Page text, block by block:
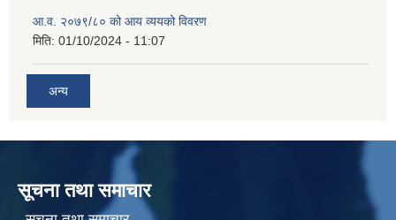
आ.व. २०७९/८० को आय व्ययको विवरण
मिति: 01/10/2024 - 11:07
अन्य
सूचना तथा समाचार